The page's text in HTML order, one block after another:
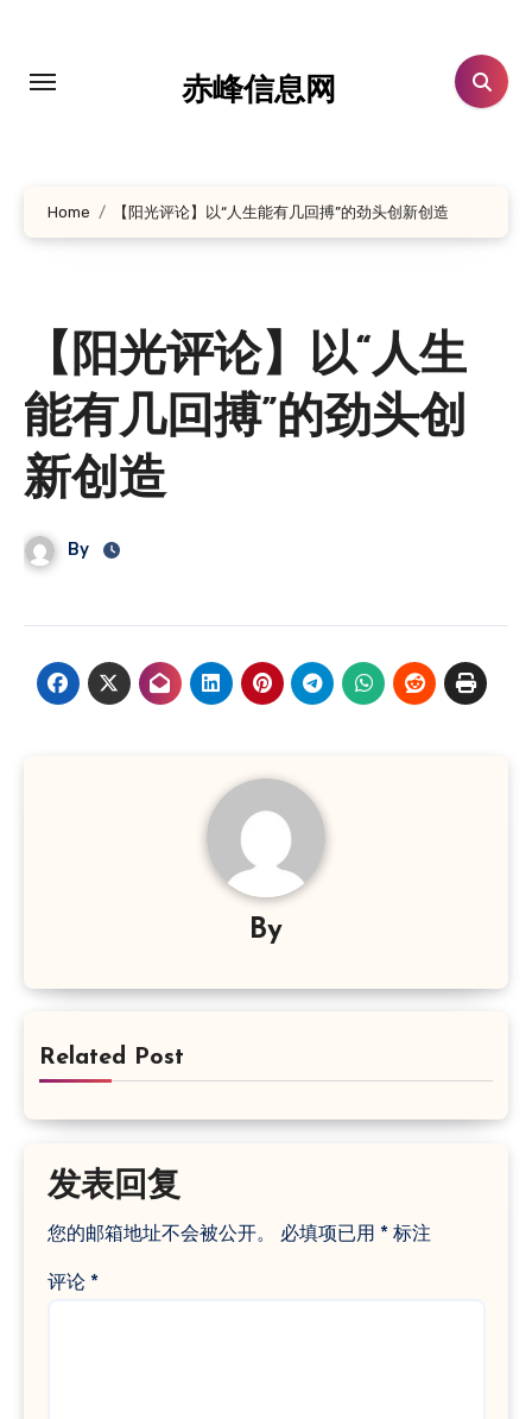
赤峰信息网
Home 【阳光评论】以“人生能有几回搏”的劲头创新创造
【阳光评论】以“人生
能有几回搏”的劲头创
新创造
By
By
Related Post
发表回复
您的邮箱地址不会被公开。 必填项已用 *标注
评论 *